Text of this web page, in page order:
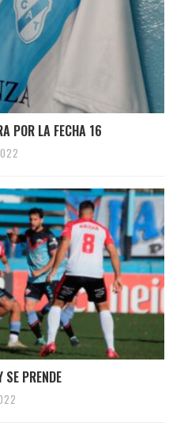
POR LA FECHA 16
SE PRENDE